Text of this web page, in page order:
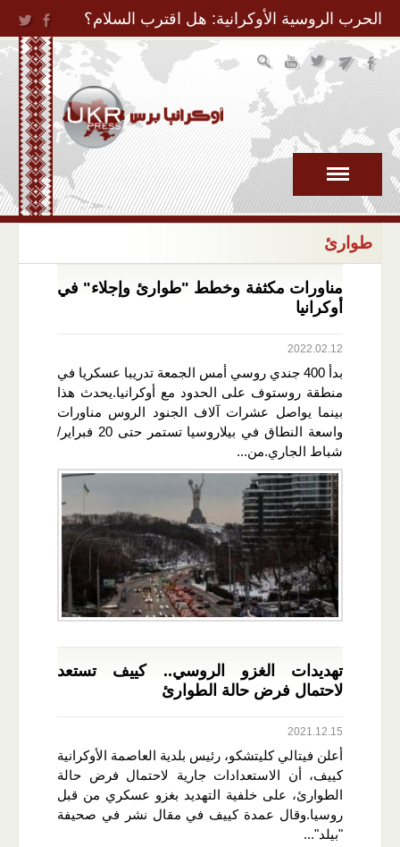
Jump to Navigation
الحرب الروسية الأوكرانية: هل اقترب السلام؟
طوارئ
مناورات مكثفة وخطط "طوارئ وإجلاء" في
أوكرانيا
2022.02.12
بدأ 400 جندي روسي أمس الجمعة تدريبا عسكريا في
منطقة روستوف على الحدود مع أوكرانيا.يحدث هذا
بينما يواصل عشرات آلاف الجنود الروس مناورات
واسعة النطاق في بيلاروسيا تستمر حتى 20 فبراير/
شباط الجاري.من...
تهديدات الغزو الروسي.. كييف تستعد
لاحتمال فرض حالة الطوارئ
2021.12.15
أعلن فيتالي كليتشكو، رئيس بلدية العاصمة الأوكرانية
كييف، أن الاستعدادات جارية لاحتمال فرض حالة
الطوارئ، على خلفية التهديد بغزو عسكري من قبل
روسيا.وقال عمدة كييف في مقال نشر في صحيفة
"بيلد"...